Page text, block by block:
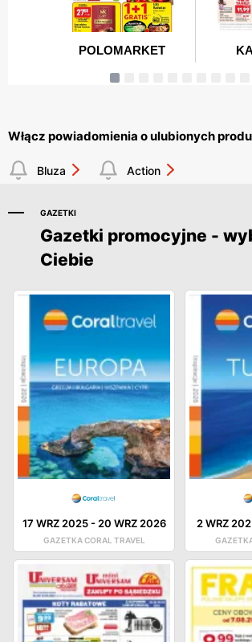
Włącz powiadomienia o ulubionych
Bluza Action
GAZETKI
Gazetki promocyjne -
Ciebie
17 WRZ 2025- 20 WRZ 2026
GAZETKA CORAL TRAVEL
2 WRZ